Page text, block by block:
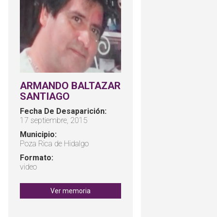
ARMANDO BALTAZAR
SANTIAGO
Fecha De Desaparición:
17 septiembre, 2015
Municipio:
Poza Rica de Hidalgo
Formato:
video
Ver memoria